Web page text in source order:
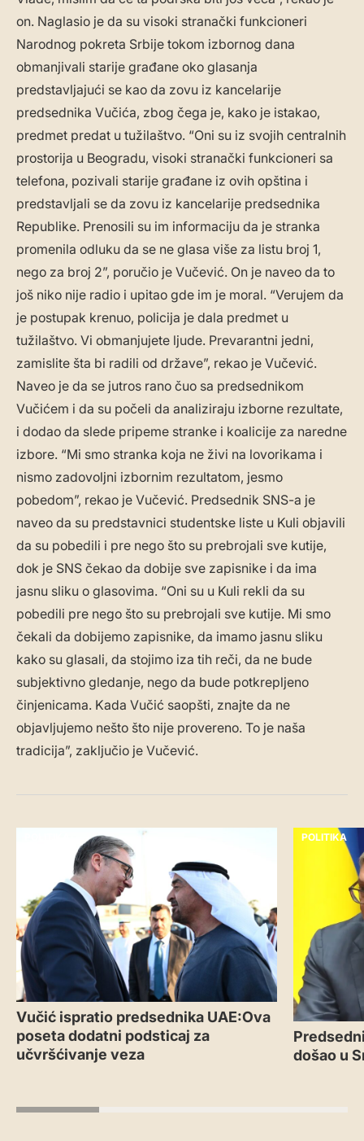
on. Naglasio je da su visoki stranački funkcioneri
Narodnog pokreta Srbije tokom izbornog dana
obmanjivali starije građane oko glasanja
predstavljajući se kao da zovu iz kancelarije
predsednika Vučića, zbog čega je, kako je istakao,
predmet predat u tužilaštvo. “Oni su iz svojih centralnih
prostorija u Beogradu, visoki stranački funkcioneri sa
telefona, pozivali starije građane iz ovih opština i
predstavljali se da zovu iz kancelarije predsednika
Republike. Prenosili su im informaciju da je stranka
promenila odluku da se ne glasa više za listu broj 1,
nego za broj 2”, poručio je Vučević. On je naveo da to
još niko nije radio i upitao gde im je moral. “Verujem da
je postupak krenuo, policija je dala predmet u
tužilaštvo. Vi obmanjujete ljude. Prevarantni jedni,
zamislite šta bi radili od države”, rekao je Vučević.
Naveo je da se jutros rano čuo sa predsednikom
Vučićem i da su počeli da analiziraju izborne rezultate,
i dodao da slede pripeme stranke i koalicije za naredne
izbore. “Mi smo stranka koja ne živi na lovorikama i
nismo zadovoljni izbornim rezultatom, jesmo
pobedom”, rekao je Vučević. Predsednik SNS-a je
naveo da su predstavnici studentske liste u Kuli objavili
da su pobedili i pre nego što su prebrojali sve kutije,
dok je SNS čekao da dobije sve zapisnike i da ima
jasnu sliku o glasovima. “Oni su u Kuli rekli da su
pobedili pre nego što su prebrojali sve kutije. Mi smo
čekali da dobijemo zapisnike, da imamo jasnu sliku
kako su glasali, da stojimo iza tih reči, da ne bude
subjektivno gledanje, nego da bude potkrepljeno
činjenicama. Kada Vučić saopšti, znajte da ne
objavljujemo nešto što nije provereno. To je naša
tradicija”, zaključio je Vučević.
Vučić ispratio predsednika UAE:Ova
poseta dodatni podsticaj za
učvršćivanje veza
POLITIKA
došao u